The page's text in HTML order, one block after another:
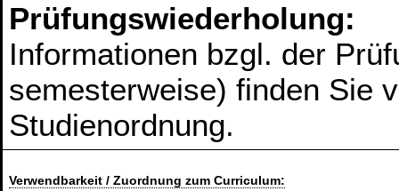
Prüfungswiederholung:
Informationen bzgl. der
semesterweise) finden Sie
Studienordnung.
Verwendbarkeit / Zuordnung zum Curriculum: